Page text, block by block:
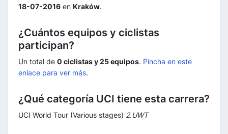
18-07-2016 en Kraków.
¿Cuántos equipos y ciclistas
participan?
Un total de 0 ciclistas y 25 equipos. Pincha en este
enlace para ver más.
¿Qué categoría UCI tiene esta carrera?
UCI World Tour (Various stages) 2.UWT